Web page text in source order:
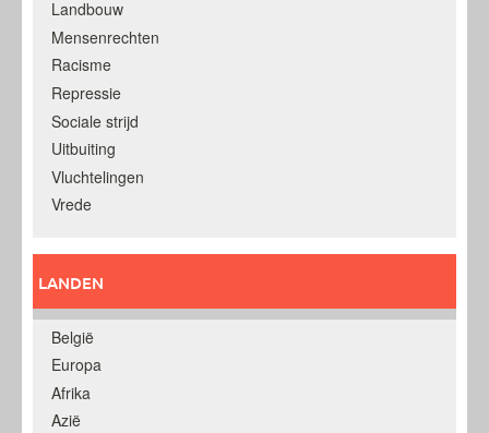
Landbouw
Mensenrechten
Racisme
Repressie
Sociale strijd
Uitbuiting
Vluchtelingen
Vrede
LANDEN
België
Europa
Afrika
Azië